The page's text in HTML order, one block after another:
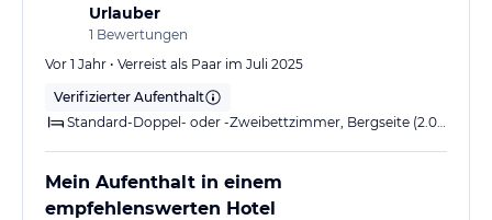
49,-€ Service Gebühr! Wo für auch immer? Bei dem
Zimmerpreisen brauche ich meiner Meinung nach,
keinen…
Urlauber
1 Bewertungen
Vor 1 Jahr • Verreist als Paar im Juli 2025
Verifizierter Aufenthalt
Mein Aufenthalt in einem
empfehlenswerten Hotel